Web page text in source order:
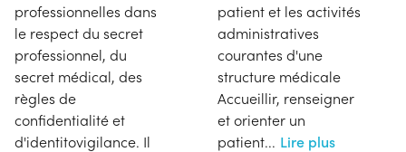
professionnelles dans
le respect du secret
professionnel, du
secret médical, des
règles de
confidentialité et
d'identitovigilance. Il
patient et les activités
administratives
courantes d'une
structure médicale
Accueillir, renseigner
et orienter un
patient... Lire plus